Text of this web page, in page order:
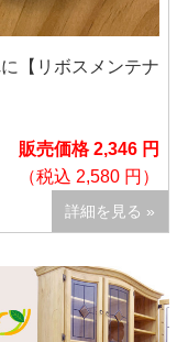
【リボスメンテナ
販売価格 2,346 円
（税込 2,580 円）
詳細を見る »